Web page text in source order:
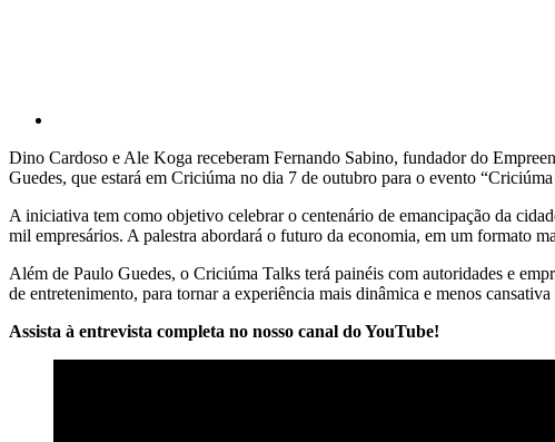
Dino Cardoso e Ale Koga receberam Fernando Sabino, fundador do
Guedes, que estará em Criciúma no dia 7 de outubro para o evento
A iniciativa tem como objetivo celebrar o centenário de emancipação da
mil empresários. A palestra abordará o futuro da economia, em um formato
Além de Paulo Guedes, o Criciúma Talks terá painéis com autoridades e
de entretenimento, para tornar a experiência mais dinâmica e menos
Assista à entrevista completa no nosso canal do YouTube!